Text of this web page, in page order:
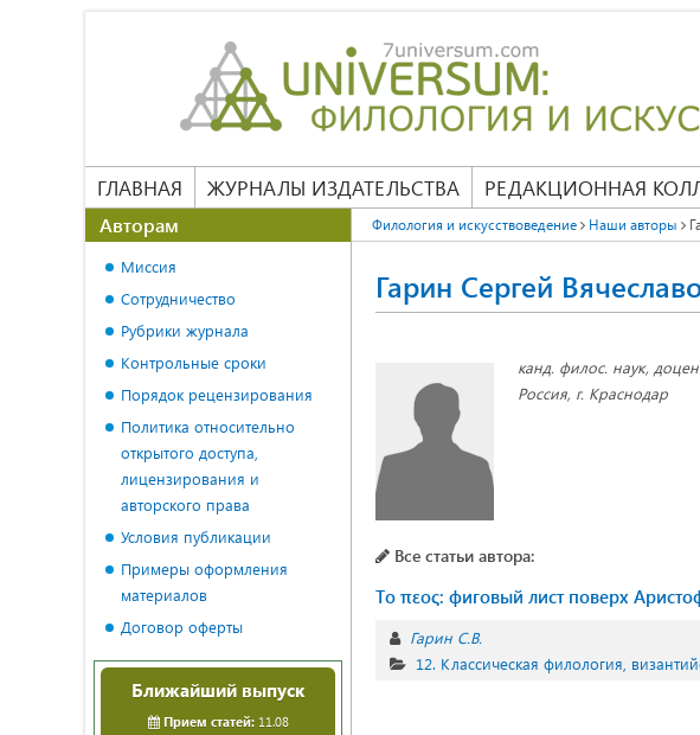
ГЛАВНАЯ ЖУРНАЛЫ ИЗДАТЕЛЬСТВА РЕДАКЦИОННАЯ
Филология и искусствоведение Наши авторы
Гарин Сергей
канд. филос. наук,
Россия, г. Краснодар
Все статьи автора:
Tο πεος: фиговый лист поверх
Гарин С.В.
12. Классическая филология,
Авторам
Миссия
Сотрудничество
Рубрики журнала
Контрольные сроки
Порядок рецензирования
Политика относительно
открытого доступа,
лицензирования и
авторского права
Условия публикации
Примеры оформления
материалов
Договор оферты
Ближайший выпуск
Прием статей:11.08